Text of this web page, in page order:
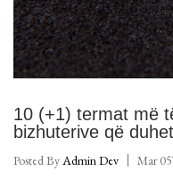
10 (+1) termat më
bizhuterive që
Posted ByAdmin Dev Mar